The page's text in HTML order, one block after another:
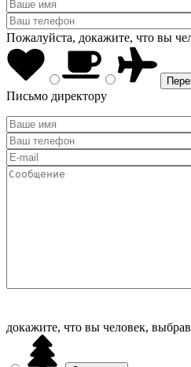
Пожалуйста, докажите, что вы
Письмо директору
докажите, что вы человек, выбрав